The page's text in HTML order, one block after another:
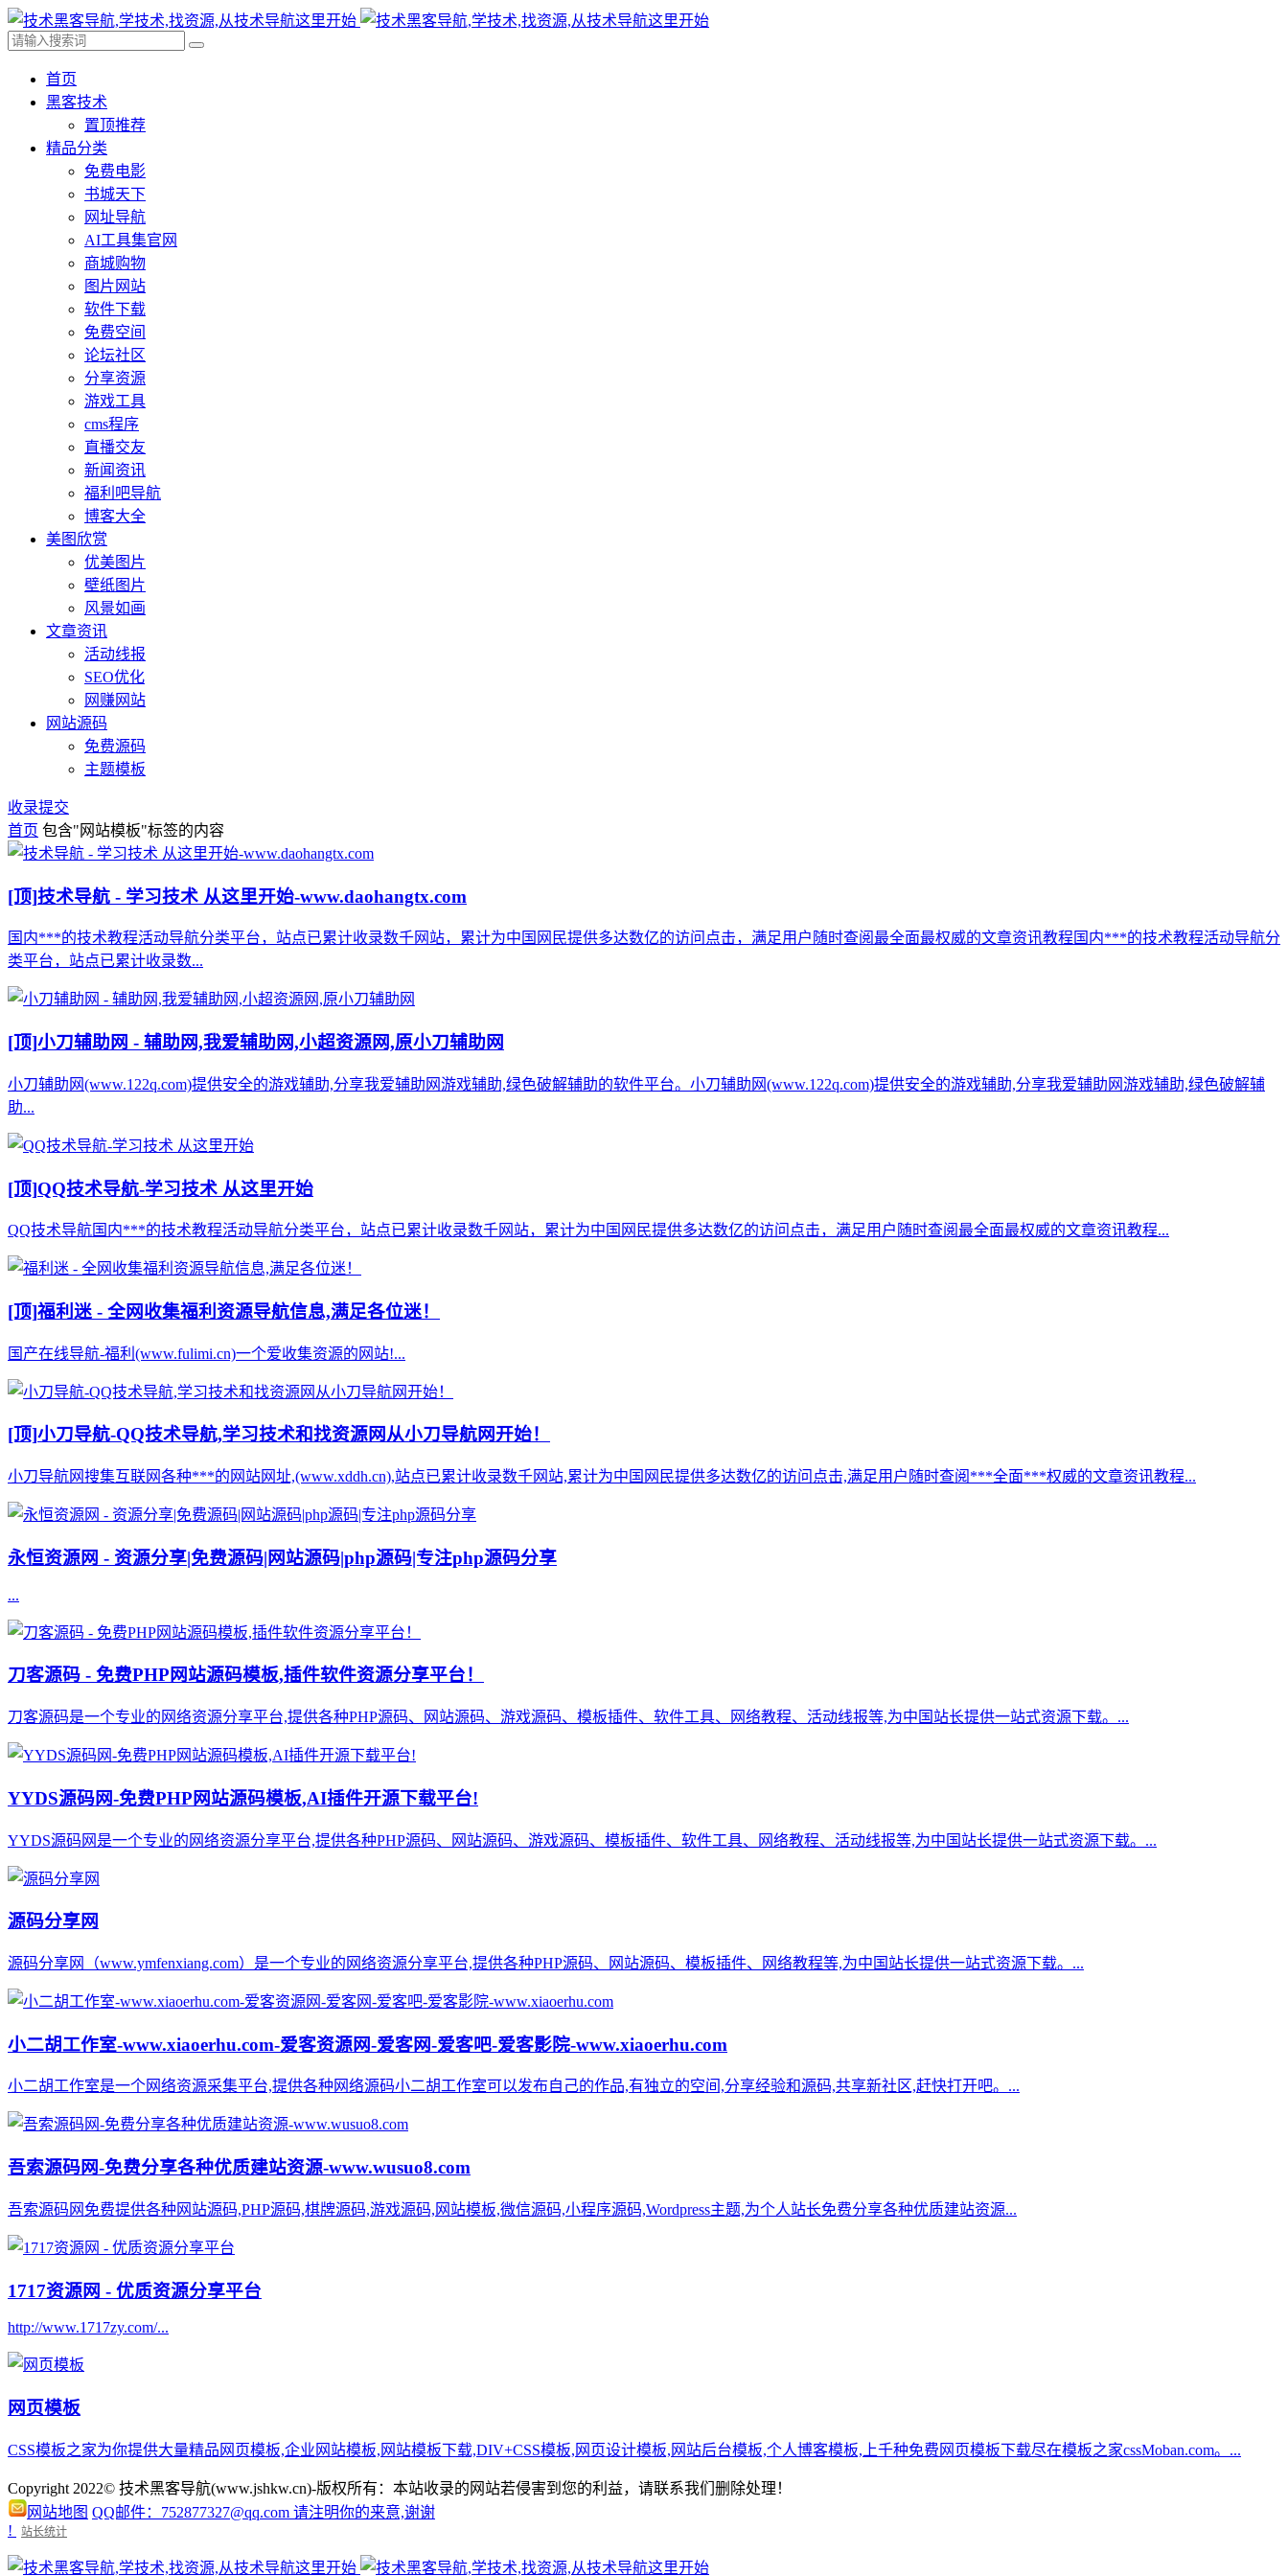
首页
黑客技术
置顶推荐
精品分类
免费电影
书城天下
网址导航
AI工具集官网
商城购物
图片网站
软件下载
免费空间
论坛社区
分享资源
游戏工具
cms程序
直播交友
新闻资讯
福利吧导航
博客大全
美图欣赏
优美图片
壁纸图片
风景如画
文章资讯
活动线报
SEO优化
网赚网站
网站源码
免费源码
主题模板
收录提交
首页 包含"网站模板"标签的内容
[顶]技术导航 - 学习技术 从这里开始-www.daohangtx.com
国内***的技术教程活动导航分类平台，站点已累计收录数千网站，累计为中国网民提供多达数亿的访问点击，满足用户随时查阅最全面最权威的文章资讯教程国内***的技术教程活动导航分
类平台，站点已累计收录数...
[顶]小刀辅助网 - 辅助网,我爱辅助网,小超资源网,原小刀辅助网
小刀辅助网(www.122q.com)提供安全的游戏辅助,分享我爱辅助网游戏辅助,绿色破解辅助的软件平台。小刀辅助网(www.122q.com)提供安全的游戏辅助,分享我爱辅助网游戏辅助,绿色破解辅
助...
[顶]QQ技术导航-学习技术 从这里开始
QQ技术导航国内***的技术教程活动导航分类平台，站点已累计收录数千网站，累计为中国网民提供多达数亿的访问点击，满足用户随时查阅最全面最权威的文章资讯教程...
[顶]福利迷 - 全网收集福利资源导航信息,满足各位迷！
国产在线导航-福利(www.fulimi.cn)一个爱收集资源的网站!...
[顶]小刀导航-QQ技术导航,学习技术和找资源网从小刀导航网开始！
小刀导航网搜集互联网各种***的网站网址,(www.xddh.cn),站点已累计收录数千网站,累计为中国网民提供多达数亿的访问点击,满足用户随时查阅***全面***权威的文章资讯教程...
永恒资源网 - 资源分享|免费源码|网站源码|php源码|专注php源码分享
...
刀客源码 - 免费PHP网站源码模板,插件软件资源分享平台！
刀客源码是一个专业的网络资源分享平台,提供各种PHP源码、网站源码、游戏源码、模板插件、软件工具、网络教程、活动线报等,为中国站长提供一站式资源下载。...
YYDS源码网-免费PHP网站源码模板,AI插件开源下载平台!
YYDS源码网是一个专业的网络资源分享平台,提供各种PHP源码、网站源码、游戏源码、模板插件、软件工具、网络教程、活动线报等,为中国站长提供一站式资源下载。...
源码分享网
源码分享网（www.ymfenxiang.com）是一个专业的网络资源分享平台,提供各种PHP源码、网站源码、模板插件、网络教程等,为中国站长提供一站式资源下载。...
小二胡工作室-www.xiaoerhu.com-爱客资源网-爱客网-爱客吧-爱客影院-www.xiaoerhu.com
小二胡工作室是一个网络资源采集平台,提供各种网络源码小二胡工作室可以发布自己的作品,有独立的空间,分享经验和源码,共享新社区,赶快打开吧。...
吾索源码网-免费分享各种优质建站资源-www.wusuo8.com
吾索源码网免费提供各种网站源码,PHP源码,棋牌源码,游戏源码,网站模板,微信源码,小程序源码,Wordpress主题,为个人站长免费分享各种优质建站资源...
1717资源网 - 优质资源分享平台
http://www.1717zy.com/...
网页模板
CSS模板之家为你提供大量精品网页模板,企业网站模板,网站模板下载,DIV+CSS模板,网页设计模板,网站后台模板,个人博客模板,上千种免费网页模板下载尽在模板之家cssMoban.com。...
Copyright 2022© 技术黑客导航(www.jshkw.cn)-版权所有：本站收录的网站若侵害到您的利益，请联系我们删除处理！
网站地图 QQ邮件：752877327@qq.com 请注明你的来意,谢谢
!
站长统计